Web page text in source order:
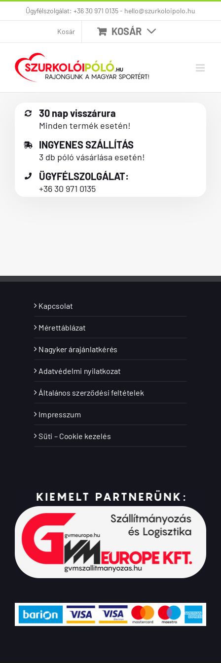
KihagyásÜgyfélszolgálat: +36 30 971 0135 - hello@szurkoloipolo.hu
Kosár KOSÁR
30 nap visszárura
Minden termék esetén!
INGYENES SZÁLLÍTÁS
3 db póló vásárlása esetén!
ÜGYFÉLSZOLGÁLAT:
+36 30 971 0135
Kapcsolat
Mérettáblázat
Nagyker árajánlatkérés
Adatvédelmi nyilatkozat
Általános szerződési feltételek
Impresszum
Süti – Cookie kezelés